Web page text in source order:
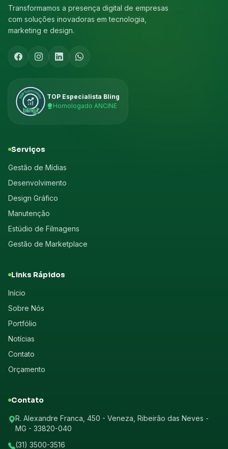
Transformamos a presença digital de empresas
com soluções inovadoras em tecnologia,
marketing e design.
TOP Especialista Bling
Homologado ANCINE
Serviços
Gestão de Mídias
Desenvolvimento
Design Gráfico
Manutenção
Estúdio de Filmagens
Gestão de Marketplace
Links Rápidos
Início
Sobre Nós
Portfólio
Notícias
Contato
Orçamento
Contato
R. Alexandre Franca, 450 - Veneza, Ribeirão das Neves -
MG - 33820-040
(31) 3500-3516